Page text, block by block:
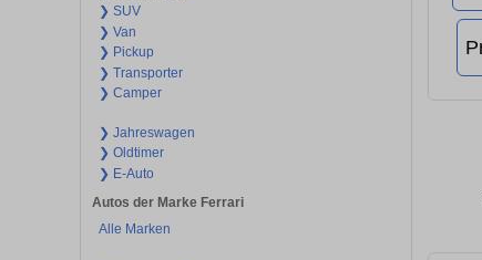
❯ SUV
❯ Van
❯ Pickup
❯ Transporter
❯ Camper
❯ Jahreswagen
❯ Oldtimer
❯ E-Auto
Autos der Marke Ferrari
Alle Marken